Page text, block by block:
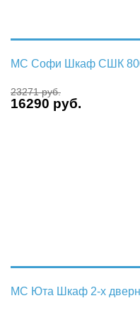
МС Софи Шкаф СШК
23271 руб.
16290 руб.
МС Юта Шкаф 2-х